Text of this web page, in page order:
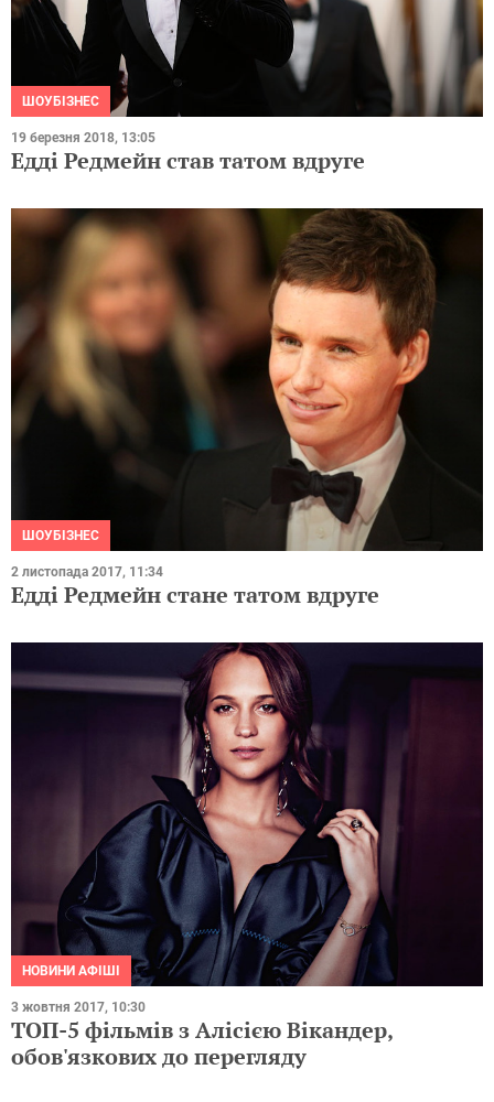
ШОУБІЗНЕС
19 березня 2018, 13:05
Едді Редмейн став татом вдруге
ШОУБІЗНЕС
2 листопада 2017, 11:34
Едді Редмейн стане татом вдруге
НОВИНИ АФІШІ
3 жовтня 2017, 10:30
ТОП-5 фільмів з Алісією Вікандер,
обов'язкових до перегляду